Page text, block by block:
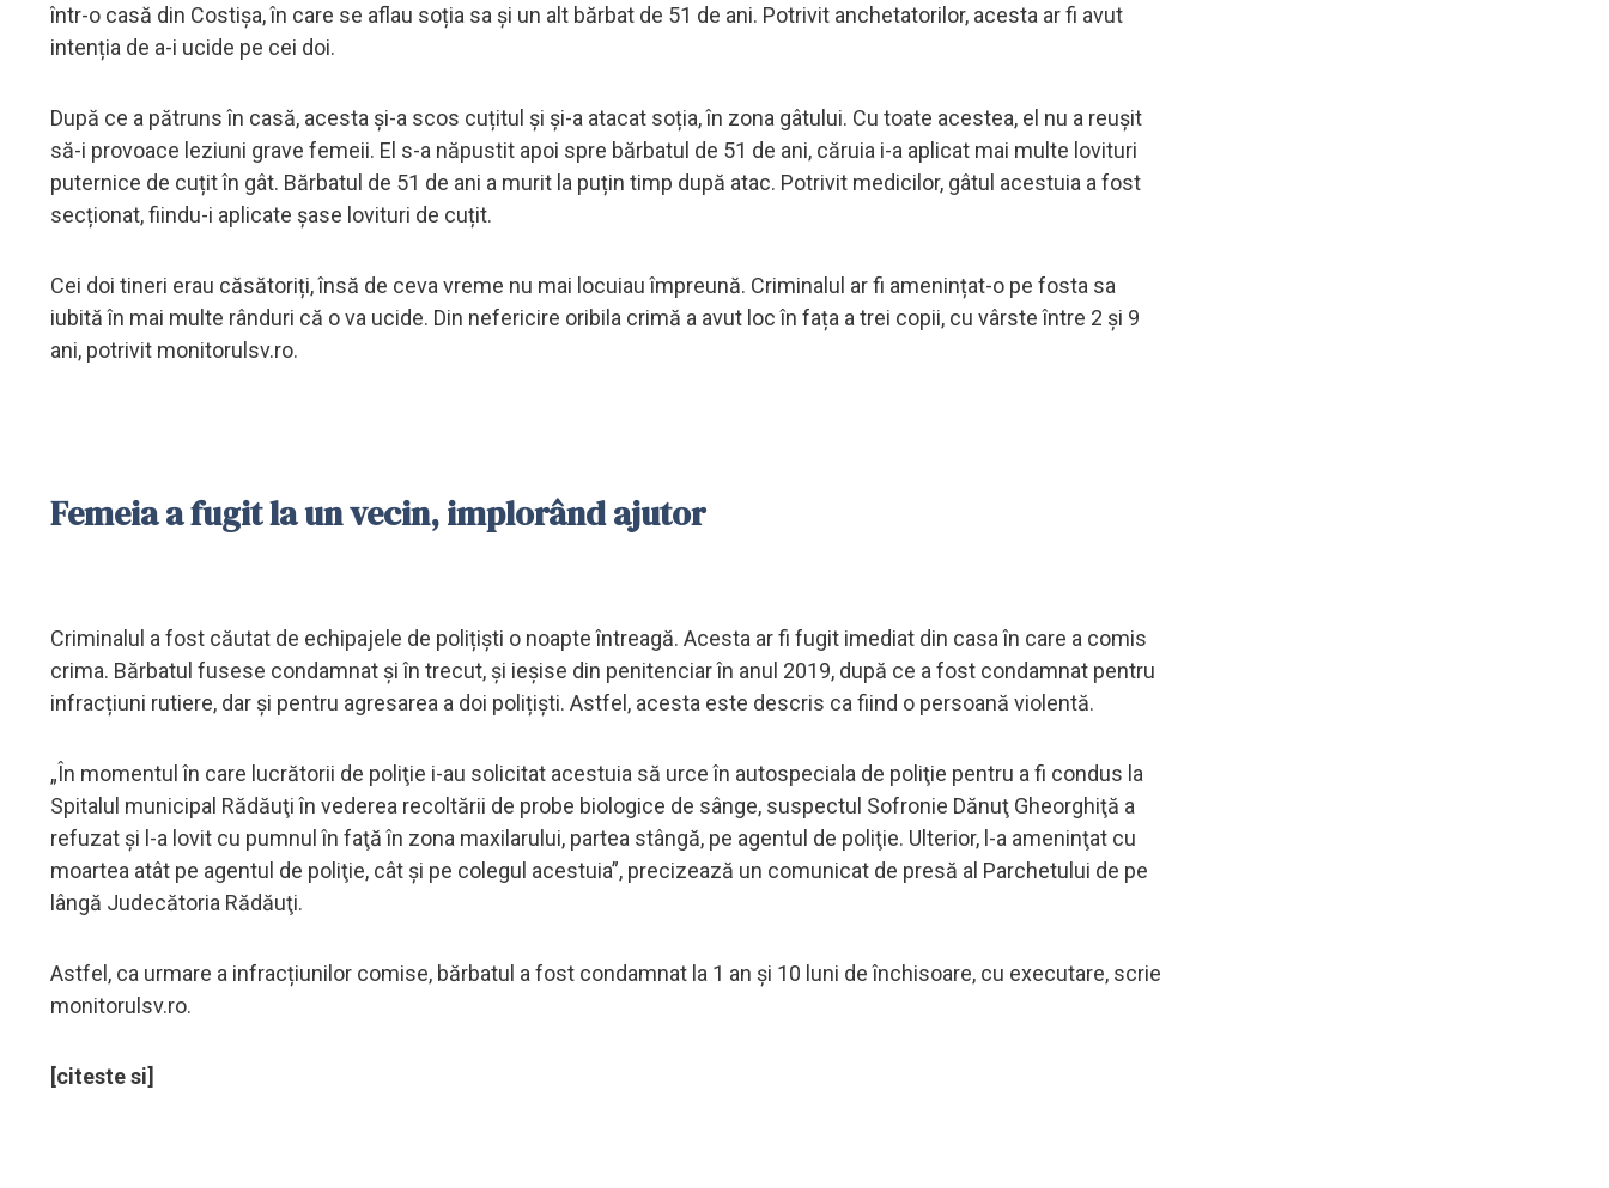
într-o casă din Costișa, în care se aflau soția sa și un alt bărbat de 51 de ani. Potrivit anchetatorilor, acesta ar fi avut
intenția de a-i ucide pe cei doi.
După ce a pătruns în casă, acesta și-a scos cuțitul și și-a atacat soția, în zona gâtului. Cu toate acestea, el nu a reușit
să-i provoace leziuni grave femeii. El s-a năpustit apoi spre bărbatul de 51 de ani, căruia i-a aplicat mai multe lovituri
puternice de cuțit în gât. Bărbatul de 51 de ani a murit la puțin timp după atac. Potrivit medicilor, gâtul acestuia a fost
secționat, fiindu-i aplicate șase lovituri de cuțit.
Cei doi tineri erau căsătoriți, însă de ceva vreme nu mai locuiau împreună. Criminalul ar fi amenințat-o pe fosta sa
iubită în mai multe rânduri că o va ucide. Din nefericire oribila crimă a avut loc în fața a trei copii, cu vârste între 2 și 9
ani, potrivit monitorulsv.ro.
Femeia a fugit la un vecin, implorând ajutor
Criminalul a fost căutat de echipajele de polițiști o noapte întreagă. Acesta ar fi fugit imediat din casa în care a comis
crima. Bărbatul fusese condamnat și în trecut, și ieșise din penitenciar în anul 2019, după ce a fost condamnat pentru
infracțiuni rutiere, dar și pentru agresarea a doi polițiști. Astfel, acesta este descris ca fiind o persoană violentă.
„În momentul în care lucrătorii de poliţie i-au solicitat acestuia să urce în autospeciala de poliţie pentru a fi condus la
Spitalul municipal Rădăuţi în vederea recoltării de probe biologice de sânge, suspectul Sofronie Dănuţ Gheorghiţă a
refuzat şi l-a lovit cu pumnul în faţă în zona maxilarului, partea stângă, pe agentul de poliţie. Ulterior, l-a ameninţat cu
moartea atât pe agentul de poliţie, cât şi pe colegul acestuia”, precizează un comunicat de presă al Parchetului de pe
lângă Judecătoria Rădăuţi.
Astfel, ca urmare a infracțiunilor comise, bărbatul a fost condamnat la 1 an și 10 luni de închisoare, cu executare, scrie
monitorulsv.ro.
[citeste si]